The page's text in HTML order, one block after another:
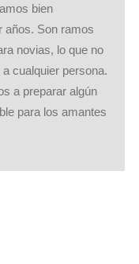
bien
años. Son ramos
novias, lo que no
cualquier persona.
a preparar algún
para los amantes